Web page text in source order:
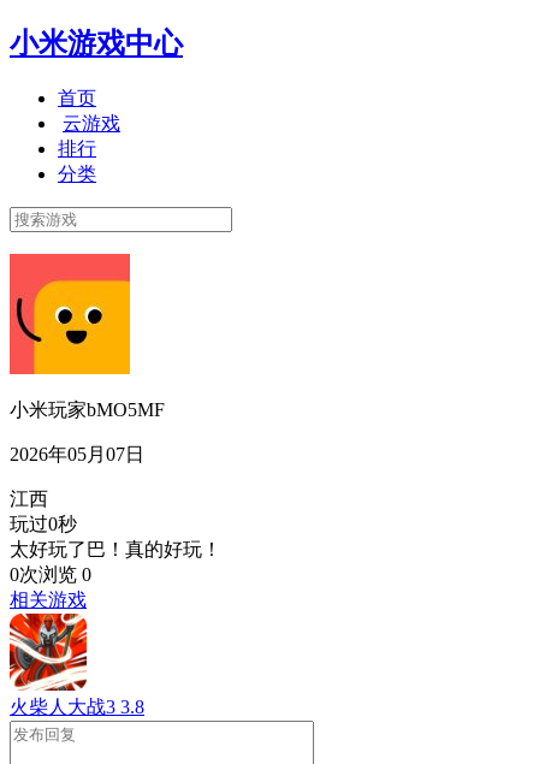
小米游戏中心
首页
云游戏
排行
分类
小米玩家bMO5MF
2026年05月07日
江西
玩过0秒
太好玩了巴！真的好玩！
0次浏览 0
相关游戏
火柴人大战3 3.8